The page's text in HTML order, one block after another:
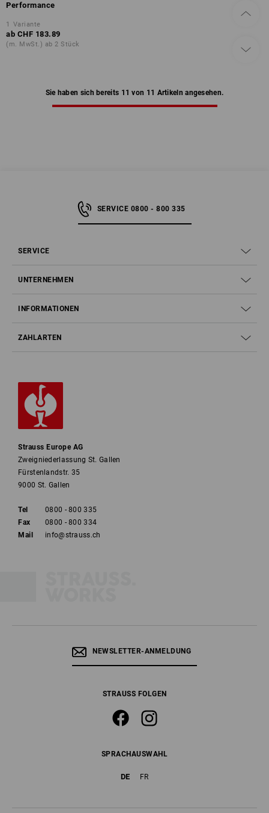
Performance
1 Variante
ab CHF 183.89
(m. MwSt.) ab 2 Stück
Sie haben sich bereits 11 von 11 Artikeln angesehen.
SERVICE 0800 - 800 335
SERVICE
UNTERNEHMEN
INFORMATIONEN
ZAHLARTEN
Strauss Europe AG
Zweigniederlassung St. Gallen
Fürstenlandstr. 35
9000 St. Gallen
Tel
0800 - 800 335
Fax
0800 - 800 334
Mail
info@strauss.ch
NEWSLETTER-ANMELDUNG
STRAUSS FOLGEN
SPRACHAUSWAHL
DE FR